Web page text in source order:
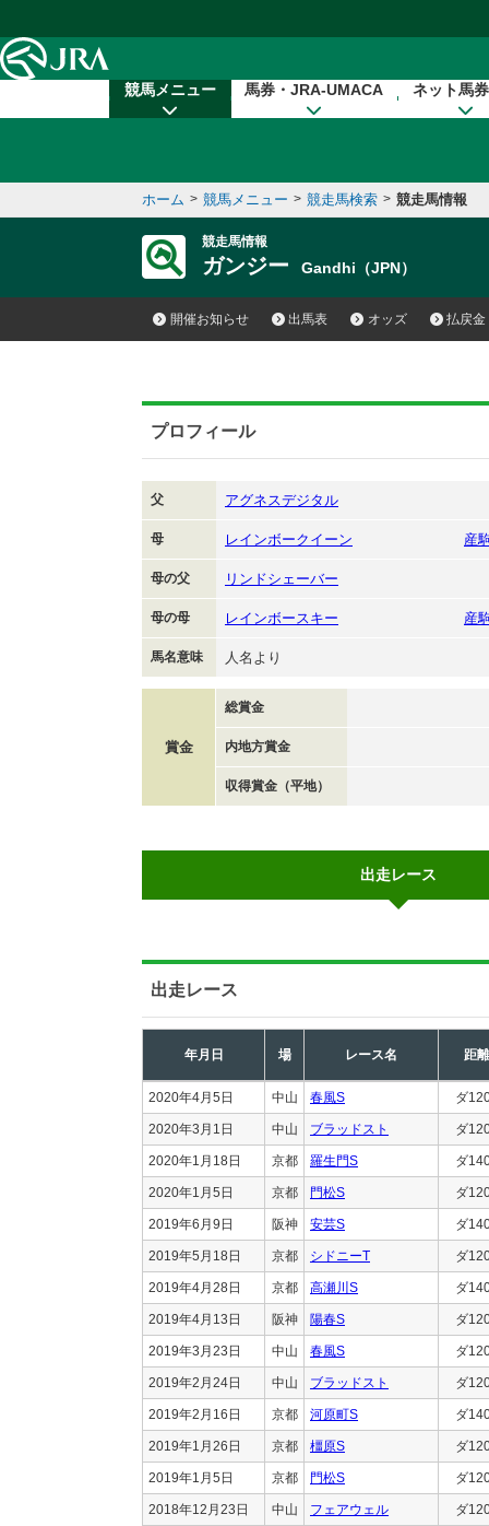
競馬メニュー 馬券・JRA-UMACA ネット馬
ホーム > 競馬メニュー > 競走馬検索 > 競走馬情報
競走馬情報
ガンジー Gandhi（JPN）
開催お知らせ 出馬表 オッズ 払戻金
プロフィール
父 アグネスデジタル
母 レインボークイーン 産
母の父 リンドシェーバー
母の母 レインボースキー 産
馬名意味 人名より
賞金
総賞金
内地方賞金
収得賞金（平地）
出走レース
出走レース
年月日 場 レース名 距離
2020年4月5日 中山 春風S ダ
2020年3月1日 中山 ブラッドスト ダ
2020年1月18日 京都 羅生門S ダ
2020年1月5日 京都 門松S ダ
2019年6月9日 阪神 安芸S ダ
2019年5月18日 京都 シドニーT ダ
2019年4月28日 京都 高瀬川S ダ
2019年4月13日 阪神 陽春S ダ
2019年3月23日 中山 春風S ダ
2019年2月24日 中山 ブラッドスト ダ
2019年2月16日 京都 河原町S ダ
2019年1月26日 京都 橿原S ダ
2019年1月5日 京都 門松S ダ
2018年12月23日 中山 フェアウェル ダ